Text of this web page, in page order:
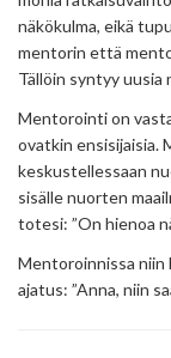
näkökulma, eikä
mentorin että
Tällöin syntyy uusia
Mentorointi on
ovatkin ensisijaisia.
keskustellessaan
sisälle nuorten
totesi: ”On hienoa
Mentoroinnissa niin
ajatus: ”Anna, niin